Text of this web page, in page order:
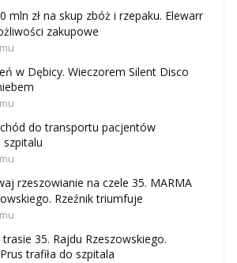
mln zł na skup zbóż i rzepaku. Elewarr
zakupowe
w Dębicy. Wieczorem Silent Disco
do transportu pacjentów
rzeszowianie na czele 35. MARMA
Rzeźnik triumfuje
35. Rajdu Rzeszowskiego.
trafiła do szpitala